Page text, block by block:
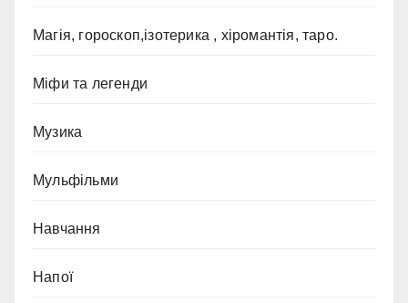
Магія, гороскоп,ізотерика , хіромантія, таро.
Міфи та легенди
Музика
Мульфільми
Навчання
Напої